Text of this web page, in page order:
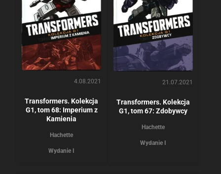
4.08.2021
Transformers. Kolekcja
G1, tom 68: Imperium z
Kamienia
Hachette
Wydanie I
21.07.2021
Transformers. Kolekcja
G1, tom 67: Zdobywcy
Hachette
Wydanie I